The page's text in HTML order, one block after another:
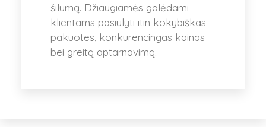
šilumą. Džiaugiamės galėdami
klientams pasiūlyti itin kokybiškas
pakuotes, konkurencingas kainas
bei greitą aptarnavimą.